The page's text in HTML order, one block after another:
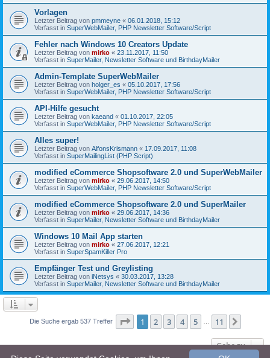
Vorlagen
Letzter Beitrag von pmmeyne « 06.01.2018, 15:12
Verfasst in SuperWebMailer, PHP Newsletter Software/Script
Fehler nach Windows 10 Creators Update
Letzter Beitrag von mirko « 23.11.2017, 11:50
Verfasst in SuperMailer, Newsletter Software und BirthdayMailer
Admin-Template SuperWebMailer
Letzter Beitrag von holger_es « 05.10.2017, 17:56
Verfasst in SuperWebMailer, PHP Newsletter Software/Script
API-Hilfe gesucht
Letzter Beitrag von kaeand « 01.10.2017, 22:05
Verfasst in SuperWebMailer, PHP Newsletter Software/Script
Alles super!
Letzter Beitrag von AlfonsKrismann « 17.09.2017, 11:08
Verfasst in SuperMailingList (PHP Script)
modified eCommerce Shopsoftware 2.0 und SuperWebMailer
Letzter Beitrag von mirko « 29.06.2017, 14:50
Verfasst in SuperWebMailer, PHP Newsletter Software/Script
modified eCommerce Shopsoftware 2.0 und SuperMailer
Letzter Beitrag von mirko « 29.06.2017, 14:36
Verfasst in SuperMailer, Newsletter Software und BirthdayMailer
Windows 10 Mail App starten
Letzter Beitrag von mirko « 27.06.2017, 12:21
Verfasst in SuperSpamKiller Pro
Empfänger Test und Greylisting
Letzter Beitrag von iNetsys « 30.03.2017, 13:28
Verfasst in SuperMailer, Newsletter Software und BirthdayMailer
Die Suche ergab 537 Treffer Seite 1von 11
1 2 3 4 5 11
Gehe zu